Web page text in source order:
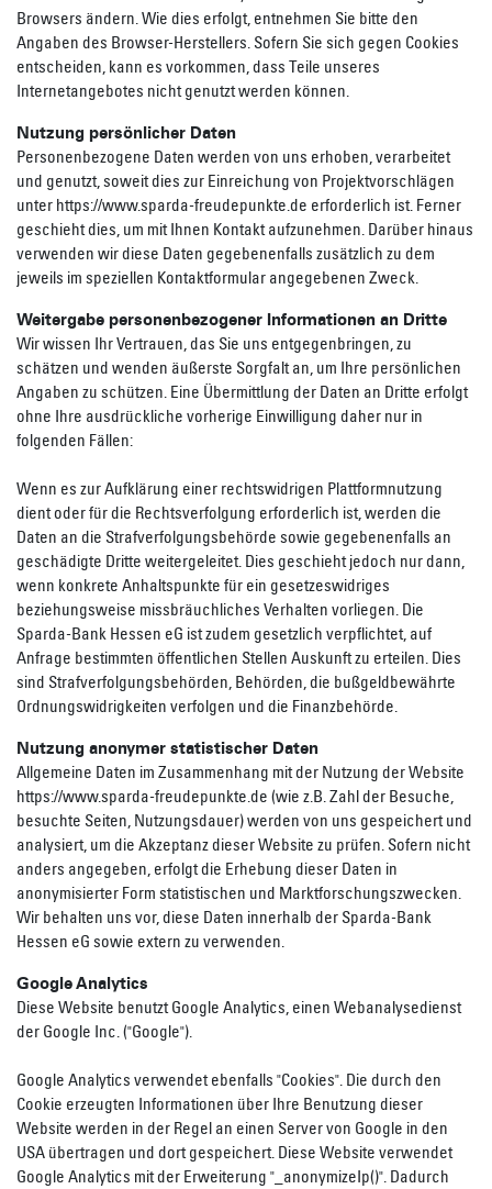
Browsers ändern. Wie dies erfolgt, entnehmen Sie bitte den
Angaben des Browser-Herstellers. Sofern Sie sich gegen Cookies
entscheiden, kann es vorkommen, dass Teile unseres
Internetangebotes nicht genutzt werden können.
Nutzung persönlicher Daten
Personenbezogene Daten werden von uns erhoben, verarbeitet
und genutzt, soweit dies zur Einreichung von Projektvorschlägen
unter https://www.sparda-freudepunkte.de erforderlich ist. Ferner
geschieht dies, um mit Ihnen Kontakt aufzunehmen. Darüber hinaus
verwenden wir diese Daten gegebenenfalls zusätzlich zu dem
jeweils im speziellen Kontaktformular angegebenen Zweck.
Weitergabe personenbezogener Informationen an Dritte
Wir wissen Ihr Vertrauen, das Sie uns entgegenbringen, zu
schätzen und wenden äußerste Sorgfalt an, um Ihre persönlichen
Angaben zu schützen. Eine Übermittlung der Daten an Dritte erfolgt
ohne Ihre ausdrückliche vorherige Einwilligung daher nur in
folgenden Fällen:
Wenn es zur Aufklärung einer rechtswidrigen Plattformnutzung
dient oder für die Rechtsverfolgung erforderlich ist, werden die
Daten an die Strafverfolgungsbehörde sowie gegebenenfalls an
geschädigte Dritte weitergeleitet. Dies geschieht jedoch nur dann,
wenn konkrete Anhaltspunkte für ein gesetzeswidriges
beziehungsweise missbräuchliches Verhalten vorliegen. Die
Sparda-Bank Hessen eG ist zudem gesetzlich verpflichtet, auf
Anfrage bestimmten öffentlichen Stellen Auskunft zu erteilen. Dies
sind Strafverfolgungsbehörden, Behörden, die bußgeldbewährte
Ordnungswidrigkeiten verfolgen und die Finanzbehörde.
Nutzung anonymer statistischer Daten
Allgemeine Daten im Zusammenhang mit der Nutzung der Website
https://www.sparda-freudepunkte.de (wie z.B. Zahl der Besuche,
besuchte Seiten, Nutzungsdauer) werden von uns gespeichert und
analysiert, um die Akzeptanz dieser Website zu prüfen. Sofern nicht
anders angegeben, erfolgt die Erhebung dieser Daten in
anonymisierter Form statistischen und Marktforschungszwecken.
Wir behalten uns vor, diese Daten innerhalb der Sparda-Bank
Hessen eG sowie extern zu verwenden.
Google Analytics
Diese Website benutzt Google Analytics, einen Webanalysedienst
der Google Inc. ("Google").
Google Analytics verwendet ebenfalls "Cookies". Die durch den
Cookie erzeugten Informationen über Ihre Benutzung dieser
Website werden in der Regel an einen Server von Google in den
USA übertragen und dort gespeichert. Diese Website verwendet
Google Analytics mit der Erweiterung "_anonymizeIp()". Dadurch